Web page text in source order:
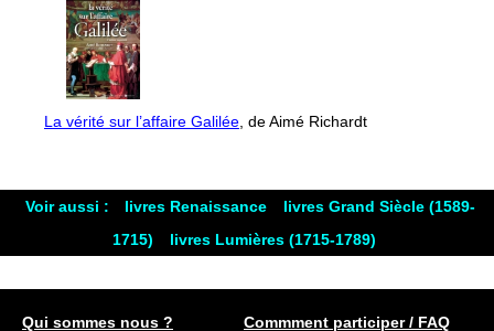
La vérité sur l’affaire Galilée , de Aimé Richardt
Voir aussi : livres Renaissance
livres Grand Siècle (1589-
1715)
livres Lumières (1715-1789)
Qui sommes nous ? Commment participer / FAQ